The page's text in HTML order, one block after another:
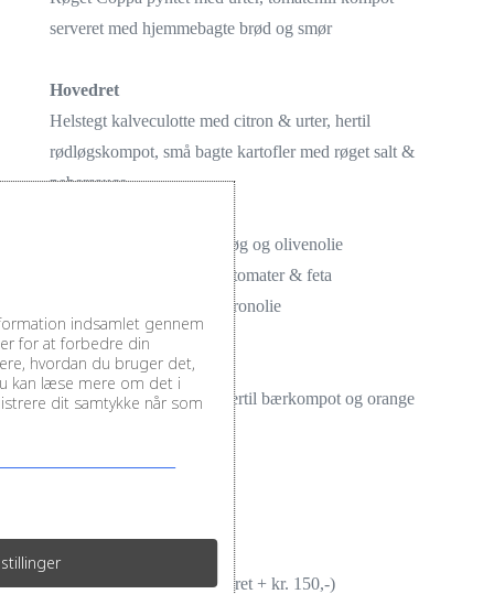
serveret med hjemmebagte brød og smør
Hovedret
Helstegt kalveculotte med citron & urter, hertil
rødløgskompot, små bagte kartofler med røget salt &
pebersauce
Årstidens grønt med hvidløg og olivenolie
Bulgur vendt med syltede tomater & feta
Grøn salater vendt med citronolie
Ost & Dessert
Kraftig chokolade kage, hertil bærkompot og orange
(Okse mørbrad som hovedret + kr. 150,-)
indsamlet gennem
for at forbedre din
hvordan du bruger det,
kan læse mere om det i
dit samtykke når som